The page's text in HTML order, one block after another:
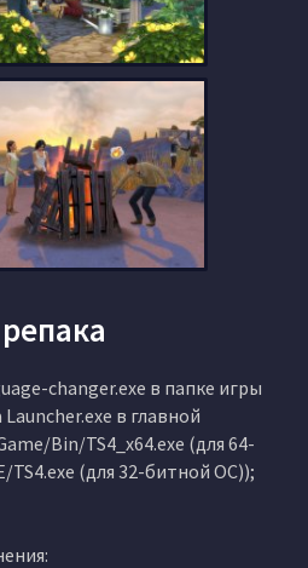
changer.exe в папке игры
в главной
Bin/TS4_x64.exe (для 64-
(для 32-битной ОС));